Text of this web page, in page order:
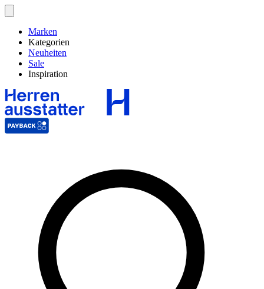
Marken
Kategorien
Neuheiten
Sale
Inspiration